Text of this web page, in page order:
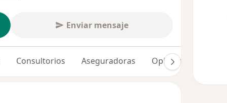
Enviar mensaje
Consultorios Aseguradoras Opiniones (29)